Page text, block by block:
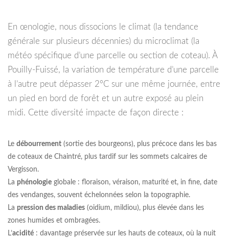
En œnologie, nous dissocions le climat (la tendance
générale sur plusieurs décennies) du microclimat (la
météo spécifique d’une parcelle ou section de coteau). À
Pouilly-Fuissé, la variation de température d’une parcelle
à l’autre peut dépasser 2°C sur une même journée, entre
un pied en bord de forêt et un autre exposé au plein
midi. Cette diversité impacte de façon directe :
Le débourrement (sortie des bourgeons), plus précoce dans les bas
de coteaux de Chaintré, plus tardif sur les sommets calcaires de
Vergisson.
La phénologie globale : floraison, véraison, maturité et, in fine, date
des vendanges, souvent échelonnées selon la topographie.
La pression des maladies (oidium, mildiou), plus élevée dans les
zones humides et ombragées.
L’acidité : davantage préservée sur les hauts de coteaux, où la nuit